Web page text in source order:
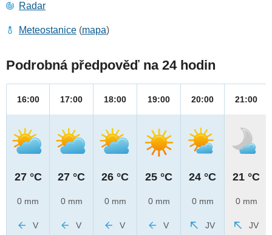
Radar
Meteostanice (mapa)
Podrobná předpověď na 24 hodin
16:00
27 °C
0 mm
V
17:00
27 °C
0 mm
V
18:00
26 °C
0 mm
V
19:00
25 °C
0 mm
V
20:00
24 °C
0 mm
JV
21:00
21 °C
0 mm
JV